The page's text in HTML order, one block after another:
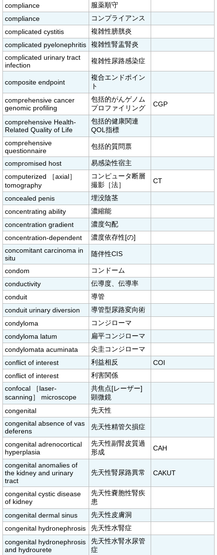
compliance
服薬順守
compliance
コンプライアンス
complicated cystitis
複雑性膀胱炎
complicated pyelonephritis
複雑性腎盂腎炎
complicated urinary tract
infection
複雑性尿路感染症
composite endpoint
複合エンドポイン
ト
comprehensive cancer
genomic profiling
包括的がんゲノム
プロファイリング
CGP
comprehensive Health-
Related Quality of Life
包括的健康関連
QOL指標
comprehensive
questionnaire
包括的質問票
compromised host
易感染性宿主
computerized ［axial］
tomography
コンピュータ断層
撮影［法］
CT
concealed penis
埋没陰茎
concentrating ability
濃縮能
concentration gradient
濃度勾配
concentration-dependent
濃度依存性[の]
concomitant carcinoma in
situ
随伴性CIS
condom
コンドーム
conductivity
伝導度、伝導率
conduit
導管
conduit urinary diversion
導管型尿路変向術
condyloma
コンジローマ
condyloma latum
扁平コンジローマ
condylomata acuminata
尖圭コンジローマ
conflict of interest
利益相反
COI
conflict of interest
利害関係
confocal ［laser-
scanning］ microscope
共焦点[レーザー]
顕微鏡
congenital
先天性
congenital absence of vas
deferens
先天性精管欠損症
congenital adrenocortical
hyperplasia
先天性副腎皮質過
形成
CAH
congenital anomalies of
the kidney and urinary
tract
先天性腎尿路異常 CAKUT
congenital cystic disease
of kidney
先天性嚢胞性腎疾
患
congenital dermal sinus
先天性皮膚洞
congenital hydronephrosis
先天性水腎症
congenital hydronephrosis
and hydrourete
先天性水腎水尿管
症